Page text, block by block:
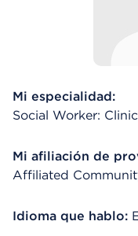
Mi especialidad:
Social Worker:
Mi afiliación de
Affiliated
Idioma que hablo: